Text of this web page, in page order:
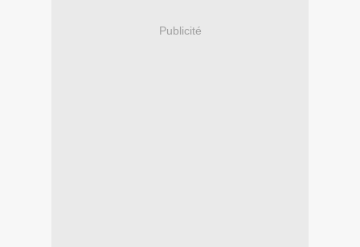
Publicité